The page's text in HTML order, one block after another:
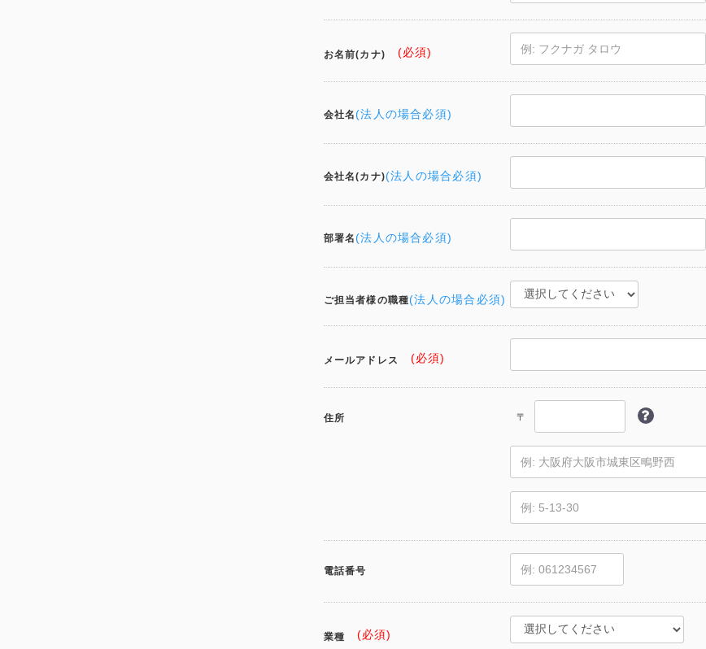
お名前(カナ) (必須)
会社名(法人の場合必須)
会社名(カナ)(法人の場合必須)
部署名(法人の場合必須)
ご担当者様の職種(法人の場合必須)
メールアドレス (必須)
住所 〒
電話番号
業種 (必須)